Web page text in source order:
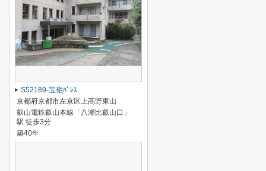
S52189-宝嶺ﾊﾟﾚｽ
京都府京都市左京区上高野東山
叡山電鉄叡山本線「八瀬比叡山口」
駅 徒歩3分
築40年